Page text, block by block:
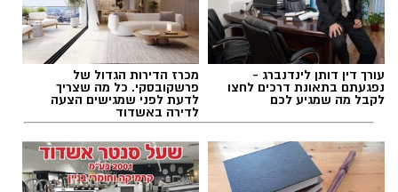
תגים: מכבי אשדוד, דן קציר עורך דין דותן לינדנברג -
נפגעתם בתאונת דרכים לחצו
לקבל מה שמגיע לכם
מכרז הדירות הגדול של
פרשקובסקי. כל מה שצריך
לדעת לפני שמגישים הצעה
לדירה באשדוד